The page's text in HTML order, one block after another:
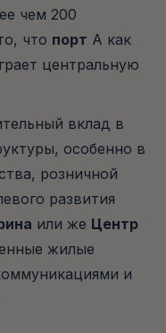
чем 200
что порт А как
центральную
вклад в
особенно в
розничной
развития
или же Центр
жилые
и